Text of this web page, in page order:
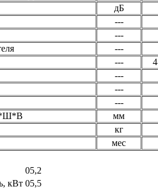
дБ
---
---
---
---
---
---
---
мм
кг
мес
05,2
кВт 05,5